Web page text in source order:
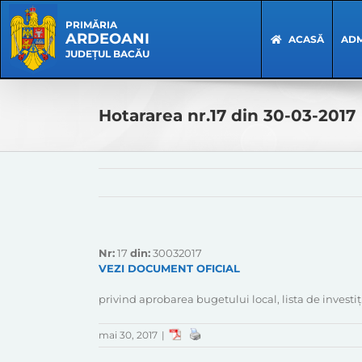
content
Navigation
PRIMĂRIA
ARDEOANI
JUDEȚUL BACĂU
ACASĂ
Hotararea nr.17 din 30-03-2017
Nr:17 din:30032017
VEZI DOCUMENT OFICIAL
privind aprobarea bugetului local, lista de
mai 30, 2017 |